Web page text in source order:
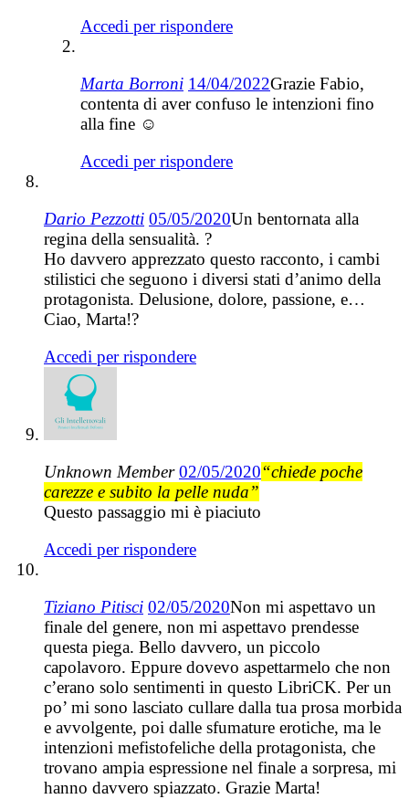
Accedi per rispondere
Marta Borroni 14/04/2022Grazie Fabio,
contenta di aver confuso le intenzioni fino
alla fine ☺️
Accedi per rispondere
Dario Pezzotti 05/05/2020Un bentornata alla
regina della sensualità. ?
Ho davvero apprezzato questo racconto, i cambi
stilistici che seguono i diversi stati d’animo della
protagonista. Delusione, dolore, passione, e…
Ciao, Marta!?
Accedi per rispondere
Unknown Member 02/05/2020“chiede poche
carezze e subito la pelle nuda”
Questo passaggio mi è piaciuto
Accedi per rispondere
Tiziano Pitisci 02/05/2020Non mi aspettavo un
finale del genere, non mi aspettavo prendesse
questa piega. Bello davvero, un piccolo
capolavoro. Eppure dovevo aspettarmelo che non
c’erano solo sentimenti in questo LibriCK. Per un
po’ mi sono lasciato cullare dalla tua prosa morbida
e avvolgente, poi dalle sfumature erotiche, ma le
intenzioni mefistofeliche della protagonista, che
trovano ampia espressione nel finale a sorpresa, mi
hanno davvero spiazzato. Grazie Marta!